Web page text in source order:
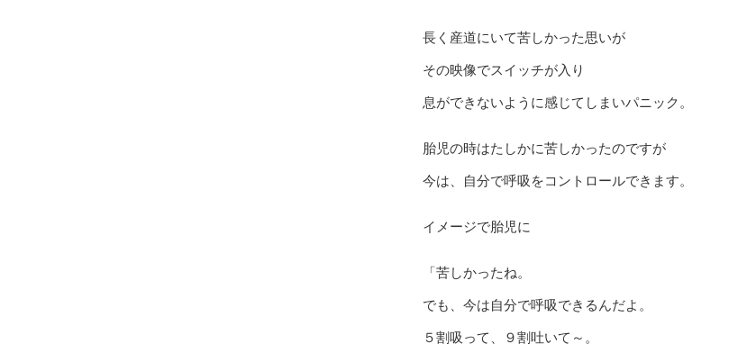
長く産道にいて苦しかった思いが
その映像でスイッチが入り
息ができないように感じてしまいパニック。
胎児の時はたしかに苦しかったのですが
今は、自分で呼吸をコントロールできます。
イメージで胎児に
「苦しかったね。
でも、今は自分で呼吸できるんだよ。
５割吸って、９割吐いて～。